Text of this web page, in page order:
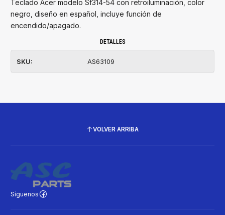
Teclado Acer modelo Sf314-54 con retroiluminación, color
negro, diseño en español, incluye función de
encendido/apagado.
DETALLES
SKU: AS63109
VOLVER ARRIBA
Síguenos